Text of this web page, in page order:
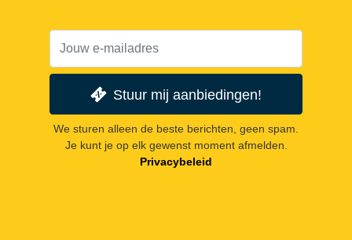
Stuur mij aanbiedingen!
We sturen alleen de beste berichten, geen spam.
Je kunt je op elk gewenst moment afmelden.
Privacybeleid